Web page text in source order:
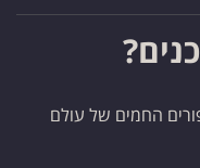
החמים של עולם